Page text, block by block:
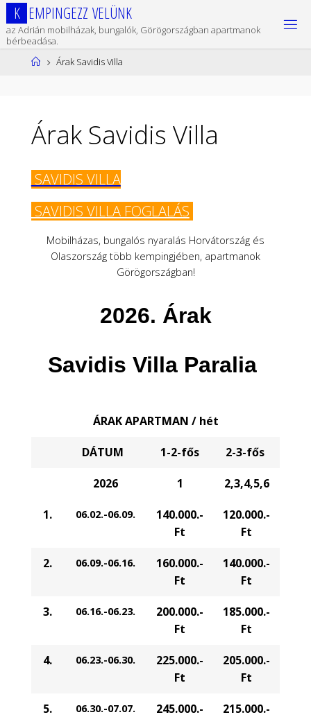
Ugrás
tartalomhoz
K EMPINGEZZ VELÜNK
az Adrián mobilházak, bungalók, Görögországban apartmanok
bérbeadása.
Kezdőlap
Árak Savidis Villa
Árak Savidis Villa
SAVIDIS VILLA
SAVIDIS VILLA FOGLALÁS
Mobilházas, bungalós nyaralás Horvátország és
Olaszország több kempingjében, apartmanok
Görögországban!
2026. Árak
Savidis Villa Paralia
ÁRAK APARTMAN / hét
DÁTUM 1-2-fős 2-3-fős
2026 1 2,3,4,5,6
1. 06.02.-06.09.
140.000.-
Ft
120.000.-
Ft
2. 06.09.-06.16.
160.000.-
Ft
140.000.-
Ft
3. 06.16.-06.23.
200.000.-
Ft
185.000.-
Ft
4. 06.23.-06.30.
225.000.-
Ft
205.000.-
Ft
5. 06.30.-07.07.
245.000.-
215.000.-